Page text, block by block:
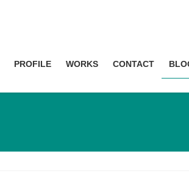
PROFILE WORKS CONTACT